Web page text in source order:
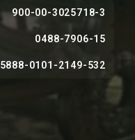
900-00-3025718-3
0488-7906-15
5888-0101-2149-532